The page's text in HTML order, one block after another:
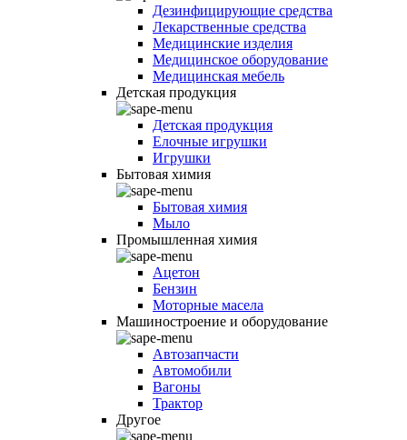
Дезинфицирующие средства
Лекарственные средства
Медицинские изделия
Медицинское оборудование
Медицинская мебель
Детская продукция
Детская продукция
Елочные игрушки
Игрушки
Бытовая химия
Бытовая химия
Мыло
Промышленная химия
Ацетон
Бензин
Моторные масела
Машиностроение и оборудование
Автозапчасти
Автомобили
Вагоны
Трактор
Другое